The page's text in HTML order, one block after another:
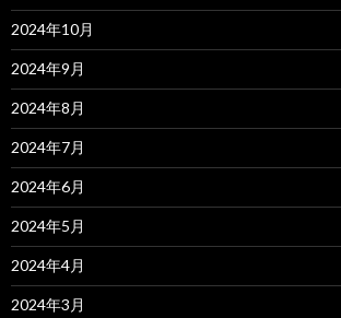
2024年10月
2024年9月
2024年8月
2024年7月
2024年6月
2024年5月
2024年4月
2024年3月